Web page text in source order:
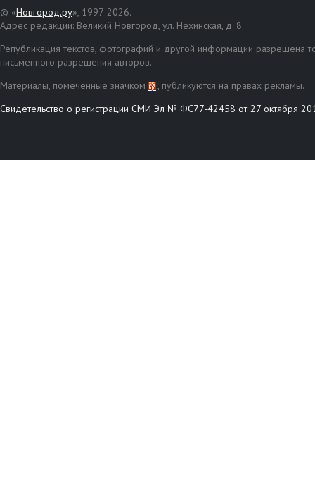
© «Новгород.ру», 1997-2026.
Адрес редакции: Великий Новгород, ул. Нехинская, д. 8
Републикация текстов, фотографий и другой информации разрешена
письменного разрешения авторов.
Материалы, помеченные значком
, публикуются на правах рекламы.
Свидетельство о регистрации СМИ Эл № ФС77-42458 от 27 октября